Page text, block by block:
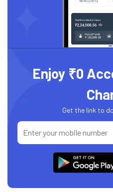
Enjoy ₹0
Get the link to